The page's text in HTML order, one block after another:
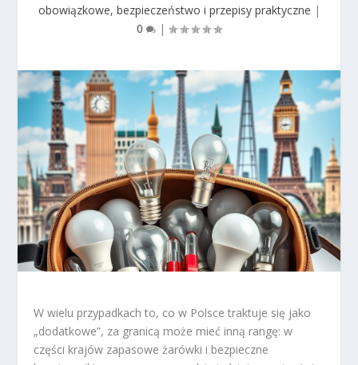
obowiązkowe, bezpieczeństwo i przepisy praktyczne |
0
|
W wielu przypadkach to, co w Polsce traktuje się jako
„dodatkowe”, za granicą może mieć inną rangę: w
części krajów zapasowe żarówki i bezpieczne